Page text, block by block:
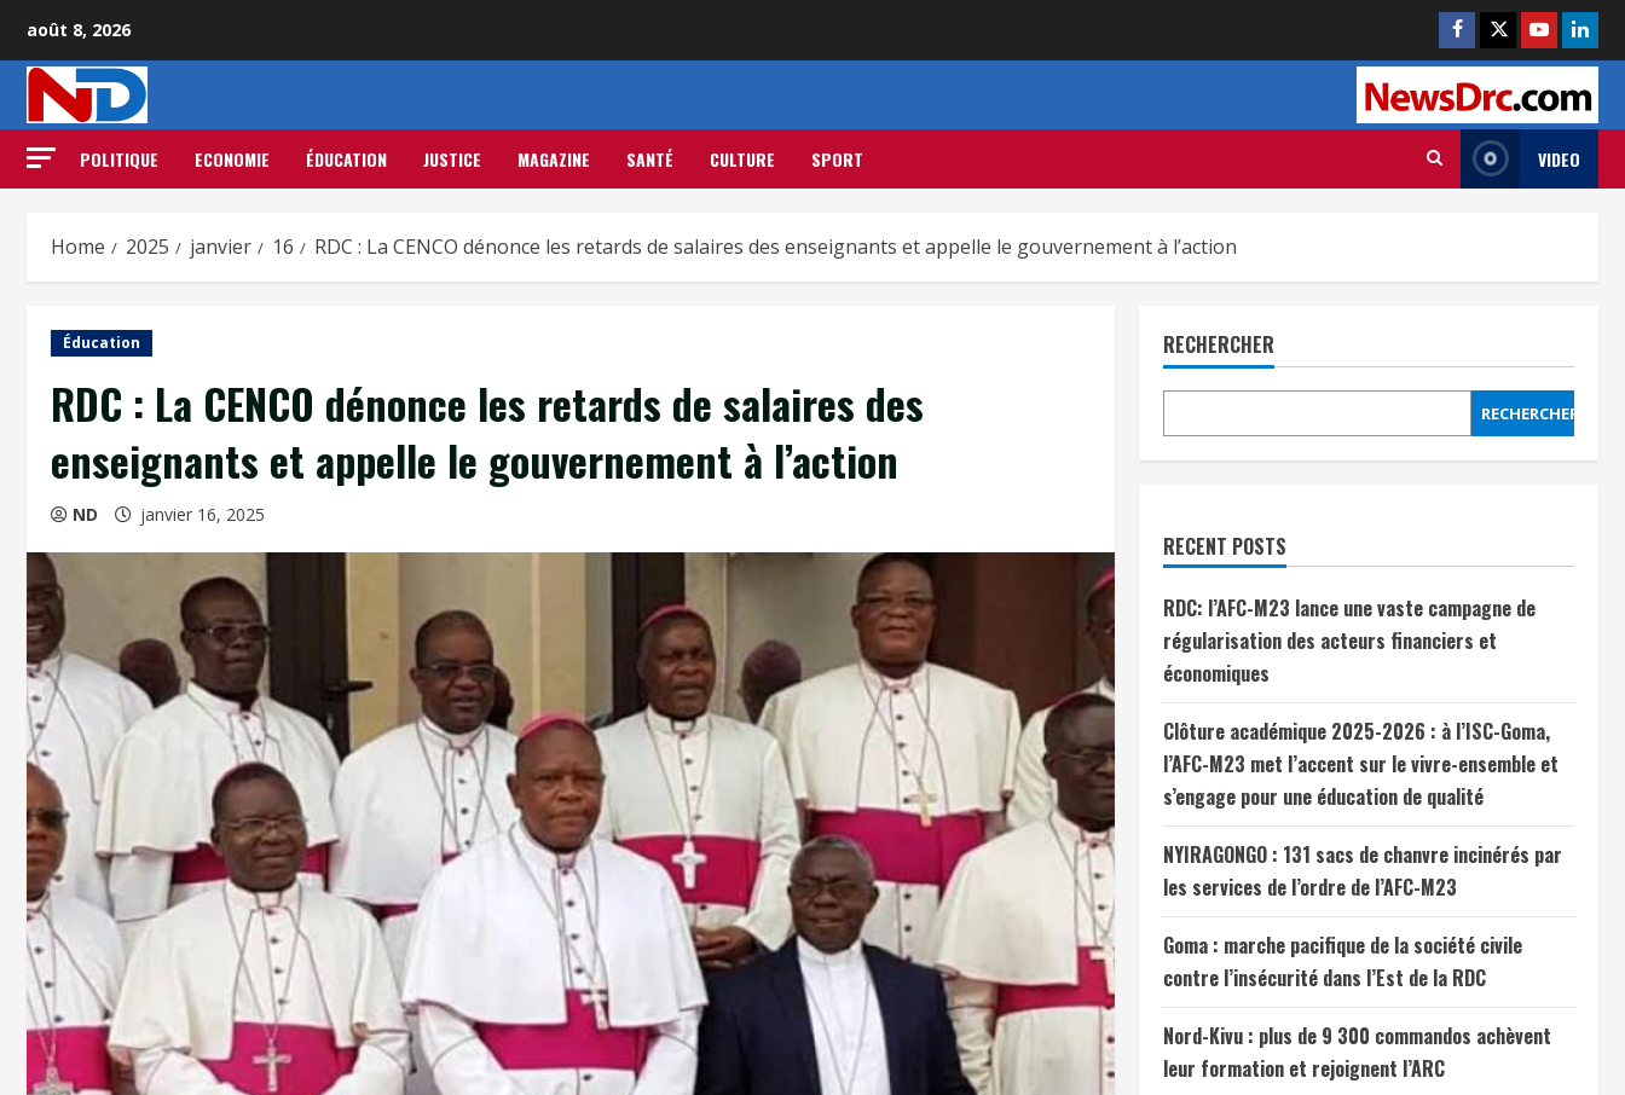
août 8, 2026
POLITIQUE ECONOMIE ÉDUCATION JUSTICE MAGAZINE SANTÉ CULTURE SPORT VIDEO
Home 2025 janvier 16 RDC : La CENCO dénonce les retards de salaires des enseignants et appelle le gouvernement à l’action
Éducation
RDC : La CENCO dénonce les retards de salaires des
enseignants et appelle le gouvernement à l’action
ND janvier 16, 2025
RECHERCHER
RECHERCHER
RECENT POSTS
RDC: l’AFC-M23 lance une vaste campagne de
régularisation des acteurs financiers et
économiques
Clôture académique 2025-2026 : à l’ISC-Goma,
l’AFC-M23 met l’accent sur le vivre-ensemble et
s’engage pour une éducation de qualité
NYIRAGONGO : 131 sacs de chanvre incinérés par
les services de l’ordre de l’AFC-M23
Goma : marche pacifique de la société civile
contre l’insécurité dans l’Est de la RDC
Nord-Kivu : plus de 9 300 commandos achèvent
leur formation et rejoignent l’ARC